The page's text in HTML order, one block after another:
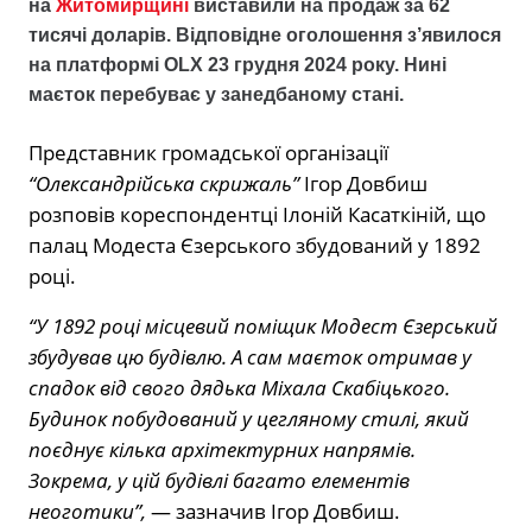
на Житомирщині виставили на продаж за 62
тисячі доларів. Відповідне оголошення з’явилося
на платформі OLX 23 грудня 2024 року. Нині
маєток перебуває у занедбаному стані.
Представник громадської організації
“Олександрійська скрижаль”Ігор Довбиш
розповів кореспондентці Ілоній Касаткіній, що
палац Модеста Єзерського збудований у 1892
році.
“У 1892 році місцевий поміщик Модест Єзерський
збудував цю будівлю. А сам маєток отримав у
спадок від свого дядька Міхала Скабіцького.
Будинок побудований у цегляному стилі, який
поєднує кілька архітектурних напрямів.
Зокрема, у цій будівлі багато елементів
неоготики”, — зазначив Ігор Довбиш.